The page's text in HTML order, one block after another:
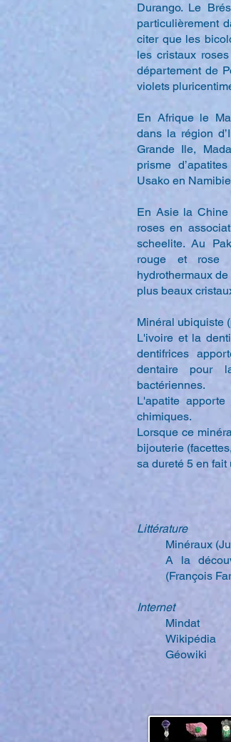
Durango. Le
particulièrement
citer que les
les cristaux
département de
violets
En Afrique le
dans la région
Grande Ile,
prisme
Usako en
En Asie la
roses en
scheelite. Au
rouge et rose
hydrothermaux
plus beaux
Minéral ubiquiste
L'ivoire et la
dentifrices
dentaire pour
bactériennes.
L'apatite
chimiques.
Lorsque ce
bijouterie
sa dureté 5 en
Littérature
Minéraux
A la
(François
Internet
Mindat
Wikipédia
Géowiki